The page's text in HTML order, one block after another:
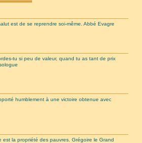
est de se reprendre soi-même. Abbé Evagre
tu si peu de valeur, quand tu as tant de prix
humblement à une victoire obtenue avec
est la propriété des pauvres. Grégoire le Grand